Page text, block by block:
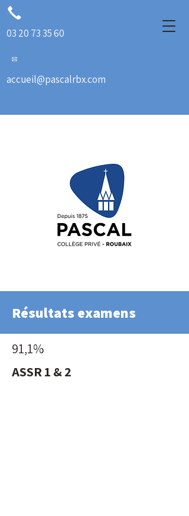
03 20 73 35 60
accueil@pascalrbx.com
Résultats examens
91,1%
ASSR 1 & 2